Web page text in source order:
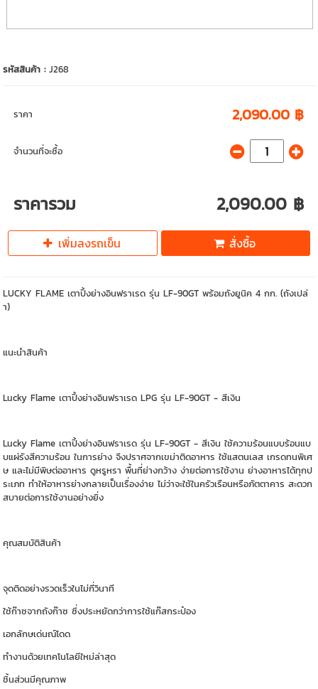
รหัสสินค้า :J268
ราคา 2,090.00 ฿
จำนวนที่จะซื้อ
ราคารวม 2,090.00 ฿
เพิ่มลงรถเข็น สั่งซื้อ
LUCKY FLAME เตาปิ้งย่างอินฟราเรด รุ่น LF-90GT พร้อมถังยูนิค 4 กก. (ถังเปล่
า)
แนะนำสินค้า
Lucky Flame เตาปิ้งย่างอินฟราเรด LPG รุ่น LF-90GT - สีเงิน
Lucky Flame เตาปิ้งย่างอินฟราเรด รุ่น LF-90GT - สีเงิน ใช้ความร้อนแบบร้อนแบ
บแผ่รังสีความร้อน ในการย่าง จึงปราศจากเขม่าติดอาหาร ใช้แสตนเลส เกรดทนพิเศ
ษ และไม่มีพิษต่ออาหาร ดูหรูหรา พื้นที่ย่างกว้าง ง่ายต่อการใช้งาน ย่างอาหารได้ทุกป
ระเภท ทำให้อาหารย่างกลายเป็นเรื่องง่าย ไม่ว่าจะใช้ในครัวเรือนหรือภัตตาคาร สะดวก
สบายต่อการใช้งานอย่างยิ่ง
คุณสมบัติสินค้า
จุดติดอย่างรวดเร็วในไม่กี่วินาที
ใช้ก๊าซจากถังก๊าซ ซึ่งประหยัดกว่าการใช้แก๊สกระป๋อง
เอกลักษเด่นณ์โดด
ทำงานด้วยเทคโนโลยีใหม่ล่าสุด
ชิ้นส่วนมีคุณภาพ